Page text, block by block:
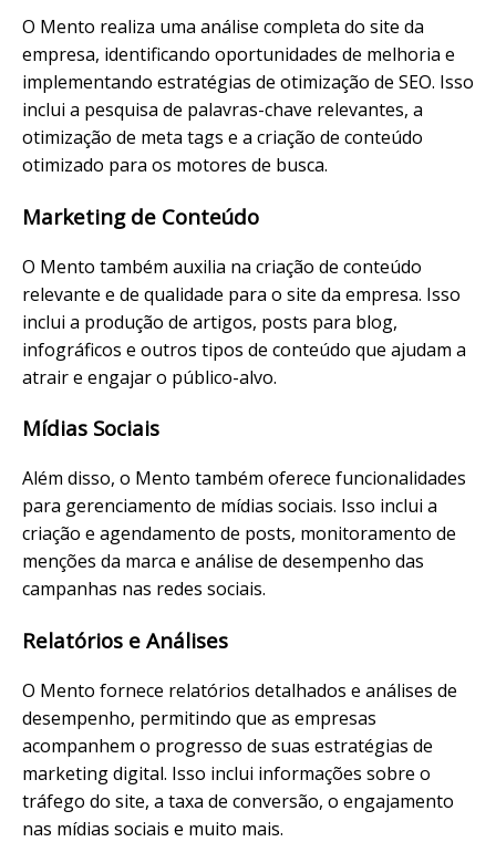
O Mento realiza uma análise completa do site da
empresa, identificando oportunidades de melhoria e
implementando estratégias de otimização de SEO. Isso
inclui a pesquisa de palavras-chave relevantes, a
otimização de meta tags e a criação de conteúdo
otimizado para os motores de busca.
Marketing de Conteúdo
O Mento também auxilia na criação de conteúdo
relevante e de qualidade para o site da empresa. Isso
inclui a produção de artigos, posts para blog,
infográficos e outros tipos de conteúdo que ajudam a
atrair e engajar o público-alvo.
Mídias Sociais
Além disso, o Mento também oferece funcionalidades
para gerenciamento de mídias sociais. Isso inclui a
criação e agendamento de posts, monitoramento de
menções da marca e análise de desempenho das
campanhas nas redes sociais.
Relatórios e Análises
O Mento fornece relatórios detalhados e análises de
desempenho, permitindo que as empresas
acompanhem o progresso de suas estratégias de
marketing digital. Isso inclui informações sobre o
tráfego do site, a taxa de conversão, o engajamento
nas mídias sociais e muito mais.